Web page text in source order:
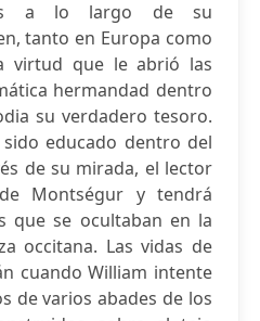
a lo largo de su
tanto en Europa como
virtud que le abrió las
hermandad dentro
su verdadero tesoro.
educado dentro del
de su mirada, el lector
Montségur y tendrá
que se ocultaban en la
occitana. Las vidas de
cuando William intente
de varios abades de los